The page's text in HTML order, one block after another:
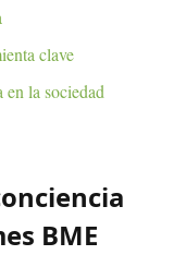
clave
la sociedad
BME